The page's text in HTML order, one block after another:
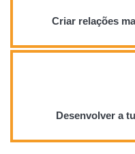
Criar relações
Desenvolver a